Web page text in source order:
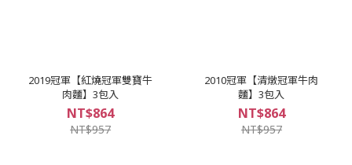
2019冠軍【紅燒冠軍雙寶牛
肉麵】3包入
NT$864
NT$957
2010冠軍【清燉冠軍牛肉
麵】3包入
NT$864
NT$957